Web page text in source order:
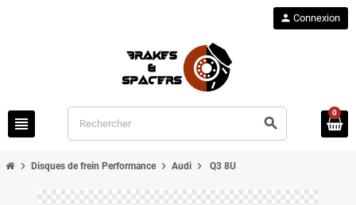
view_headline search
person Connexion
0
chevron_right Disques de frein Performance chevron_right Audi chevron_right Q3 8U